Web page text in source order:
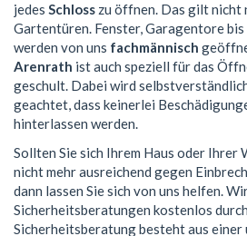
jedes Schloss zu öffnen. Das gilt nicht
Gartentüren. Fenster, Garagentore
werden von uns fachmännisch
Arenrath ist auch speziell für das
geschult. Dabei wird
geachtet, dass keinerlei
hinterlassen werden.
Sollten Sie sich Ihrem Haus oder Ihrer
nicht mehr ausreichend gegen
dann lassen Sie sich von uns helfen.
Sicherheitsberatungen kostenlos
Sicherheitsberatung besteht aus einer